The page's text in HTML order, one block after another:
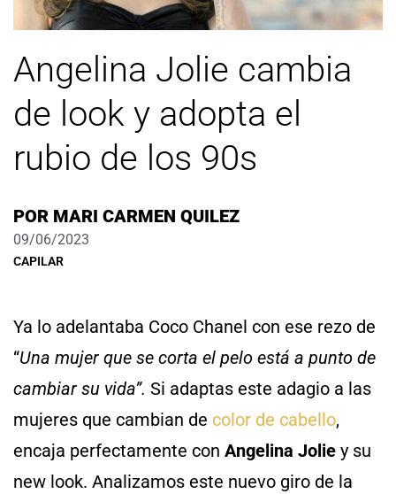
Angelina Jolie cambia
de look y adopta el
rubio de los 90s
POR MARI CARMEN QUILEZ
09/06/2023
CAPILAR
Ya lo adelantaba Coco Chanel con ese rezo de
“Una mujer que se corta el pelo está a punto de
cambiar su vida”. Si adaptas este adagio a las
mujeres que cambian de color de cabello,
encaja perfectamente con Angelina Jolie y su
new look. Analizamos este nuevo giro de la